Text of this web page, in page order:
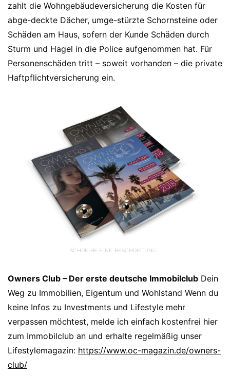
zahlt die Wohngebäudeversicherung die Kosten für
abge-deckte Dächer, umge-stürzte Schornsteine oder
Schäden am Haus, sofern der Kunde Schäden durch
Sturm und Hagel in die Police aufgenommen hat. Für
Personenschäden tritt – soweit vorhanden – die private
Haftpflichtversicherung ein.
SCHREIBE EINE BESCHRIFTUNG…
Owners Club – Der erste deutsche Immobilclub Dein
Weg zu Immobilien, Eigentum und Wohlstand Wenn du
keine Infos zu Investments und Lifestyle mehr
verpassen möchtest, melde ich einfach kostenfrei hier
zum Immobilclub an und erhalte regelmäßig unser
Lifestylemagazin: https://www.oc-magazin.de/owners-
club/